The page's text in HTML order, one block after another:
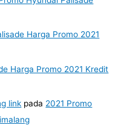
Harga Promo 2021
Harga Promo 2021 Kredit
link pada 2021 Promo